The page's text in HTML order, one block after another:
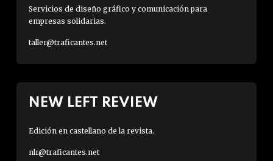
Servicios de diseño gráfico y comunicación para
empresas solidarias.
taller@traficantes.net
NEW LEFT REVIEW
Edición en castellano de la revista.
nlr@traficantes.net